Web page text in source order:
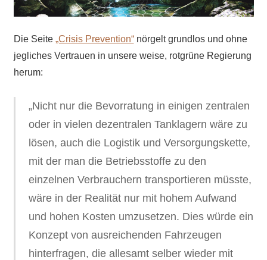
Die Seite „Crisis Prevention“nörgelt grundlos und ohne
jegliches Vertrauen in unsere weise, rotgrüne Regierung
herum:
„Nicht nur die Bevorratung in einigen zentralen
oder in vielen dezentralen Tanklagern wäre zu
lösen, auch die Logistik und Versorgungskette,
mit der man die Betriebsstoffe zu den
einzelnen Verbrauchern transportieren müsste,
wäre in der Realität nur mit hohem Aufwand
und hohen Kosten umzusetzen. Dies würde ein
Konzept von ausreichenden Fahrzeugen
hinterfragen, die allesamt selber wieder mit